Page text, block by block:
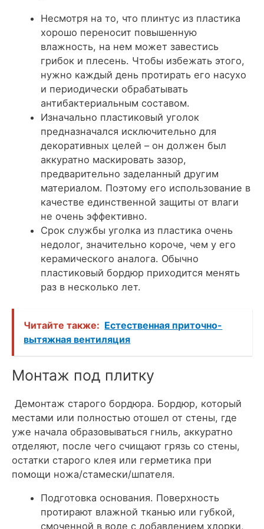
Несмотря на то, что плинтус из пластика
хорошо переносит повышенную
влажность, на нем может завестись
грибок и плесень. Чтобы избежать этого,
нужно каждый день протирать его насухо
и периодически обрабатывать
антибактериальным составом.
Изначально пластиковый уголок
предназначался исключительно для
декоративных целей – он должен был
аккуратно маскировать зазор,
предварительно заделанный другим
материалом. Поэтому его использование в
качестве единственной защиты от влаги
не очень эффективно.
Срок службы уголка из пластика очень
недолог, значительно короче, чем у его
керамического аналога. Обычно
пластиковый бордюр приходится менять
раз в несколько лет.
Читайте также: Естественная приточно-
вытяжная вентиляция
Монтаж под плитку
Демонтаж старого бордюра. Бордюр, который
местами или полностью отошел от стены, где
уже начала образовываться гниль, аккуратно
отделяют, после чего счищают грязь со стены,
остатки старого клея или герметика при
помощи ножа/стамески/шпателя.
Подготовка основания. Поверхность
протирают влажной тканью или губкой,
смоченной в воде с добавлением хлорки,